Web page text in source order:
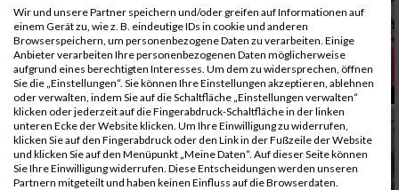
Wir und unsere Partner speichern und/oder greifen auf Informationen auf
einem Gerät zu, wie z. B. eindeutige IDs in cookie und anderen
Browserspeichern, um personenbezogene Daten zu verarbeiten. Einige
Anbieter verarbeiten Ihre personenbezogenen Daten möglicherweise
aufgrund eines berechtigten Interesses. Um dem zu widersprechen, öffnen
Sie die „Einstellungen“. Sie können Ihre Einstellungen akzeptieren, ablehnen
oder verwalten, indem Sie auf die Schaltfläche „Einstellungen verwalten“
klicken oder jederzeit auf die Fingerabdruck-Schaltfläche in der linken
unteren Ecke der Website klicken. Um Ihre Einwilligung zu widerrufen,
klicken Sie auf den Fingerabdruck oder den Link in der Fußzeile der Website
und klicken Sie auf den Menüpunkt „Meine Daten“. Auf dieser Seite können
Sie Ihre Einwilligung widerrufen. Diese Entscheidungen werden unseren
Partnern mitgeteilt und haben keinen Einfluss auf die Browserdaten.